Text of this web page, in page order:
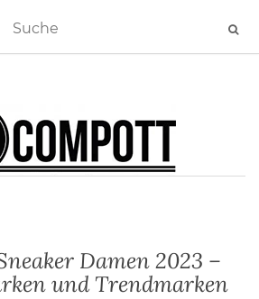
Damen 2023 –
und Trendmarken